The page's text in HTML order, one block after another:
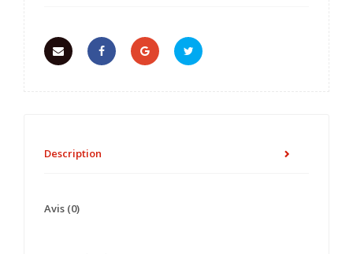
Description
Avis (0)